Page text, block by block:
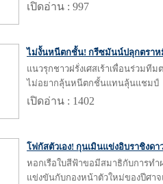
เปิดอ่าน : 997
ไม่งั้นหนีตกชั้น! กรีซมันน์ปลุกตรา
แนวรุกชาวฝรั่งเศสเร้าเพื่อนร่วมที
ไม่อยากลุ้นหนีตกชั้นแทนลุ้นแชมป์
เปิดอ่าน : 1402
โฟกัสตัวเอง! กุนเมินแข่งอิบราชิงด
หอกเรือใบสีฟ้าขอมีสมาธิกับการทำ
แข่งขันกับกองหน้าตัวใหม่ของปีศาจ